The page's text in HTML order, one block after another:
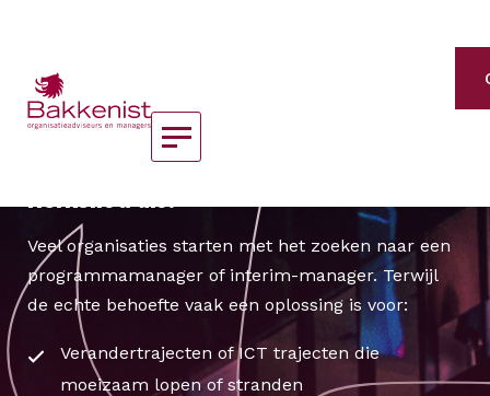
Open
menu
Als ervaring telt!
Herkent u dit?
Veel organisaties starten met het zoeken naar een
programmamanager of interim-manager. Terwijl
de echte behoefte vaak een oplossing is voor:
Verandertrajecten of ICT trajecten die
moeizaam lopen of stranden